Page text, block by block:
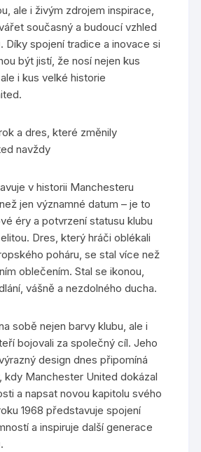
ale i živým zdrojem inspirace,
současný a budoucí vzhled
Díky spojení tradice a inovace si
být jistí, že nosí nejen kus
i kus velké historie
a dres, které změnily
navždy
v historii Manchesteru
jen významné datum – je to
éry a potvrzení statusu klubu
Dres, který hráči oblékali
poháru, se stal více než
oblečením. Stal se ikonou,
vášně a nezdolného ducha.
sobě nejen barvy klubu, ale i
bojovali za společný cíl. Jeho
design dnes připomíná
kdy Manchester United dokázal
a napsat novou kapitolu svého
1968 představuje spojení
a inspiruje další generace